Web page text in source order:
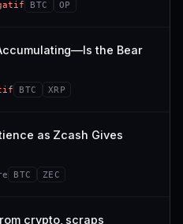
+0,1 %
#29
1 464 $
−3,6 %
#102
BTC OP
the Bear
BTC XRP
as Zcash Gives
BTC ZEC
crypto, scraps